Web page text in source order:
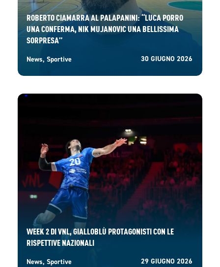
30 GIUGNO 2026
ROBERTO CIAMARRA AL PALAPANINI: “LUCA PORRO
UNA CONFERMA, NIK MUJANOVIC UNA BELLISSIMA
SORPRESA”
News, Sportive
29 GIUGNO 2026
WEEK 2 DI VNL, GIALLOBLÙ PROTAGONISTI CON LE
RISPETTIVE NAZIONALI
News, Sportive